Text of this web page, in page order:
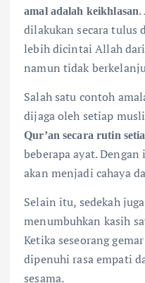
amal adalah keikhlasan
dilakukan secara tulus
lebih dicintai Allah
namun tidak
Salah satu contoh
dijaga oleh setiap
Qur’an secara rutin
beberapa ayat.
akan menjadi cahaya
Selain itu, sedekah
menumbuhkan kasih
Ketika seseorang
dipenuhi rasa empati
sesama.